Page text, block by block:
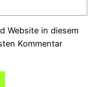
Website in diesem
Kommentar